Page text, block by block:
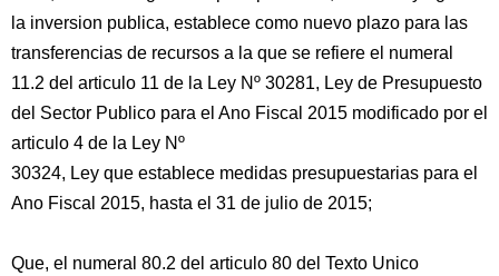
la inversion publica, establece como nuevo plazo para las
transferencias de recursos a la que se refiere el numeral
11.2 del articulo 11 de la Ley Nº 30281, Ley de Presupuesto
del Sector Publico para el Ano Fiscal 2015 modificado por el
articulo 4 de la Ley Nº
30324, Ley que establece medidas presupuestarias para el
Ano Fiscal 2015, hasta el 31 de julio de 2015;
Que, el numeral 80.2 del articulo 80 del Texto Unico